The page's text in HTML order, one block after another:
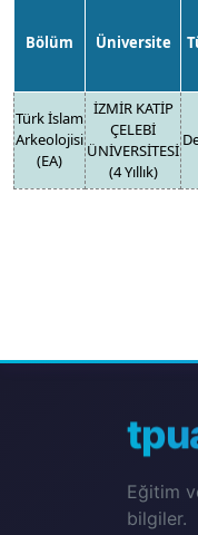
Bölüm Üniversite
Türk İslam
Arkeolojisi
(EA)
İZMİR KATİP
ÇELEBİ
ÜNİVERSİTESİ
(4 Yıllık)
Eğitim
bilgiler.